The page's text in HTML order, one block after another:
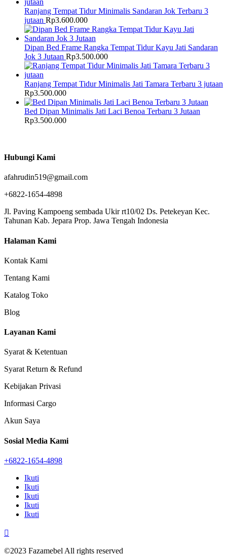
Ranjang Tempat Tidur Minimalis Sandaran Jok Terbaru 3
jutaan Rp3.600.000
Dipan Bed Frame Rangka Tempat Tidur Kayu Jati Sandaran
Jok 3 Jutaan Rp3.500.000
Ranjang Tempat Tidur Minimalis Jati Tamara Terbaru 3 jutaan
Rp3.500.000
Bed Dipan Minimalis Jati Laci Benoa Terbaru 3 Jutaan
Rp3.500.000
Hubungi Kami
afahrudin519@gmail.com
+6822-1654-4898
Jl. Paving Kampoeng sembada Ukir rt10/02 Ds. Petekeyan Kec.
Tahunan Kab. Jepara Prop. Jawa Tengah Indonesia
Halaman Kami
Kontak Kami
Tentang Kami
Katalog Toko
Blog
Layanan Kami
Syarat & Ketentuan
Syarat Return & Refund
Kebijakan Privasi
Informasi Cargo
Akun Saya
Sosial Media Kami
+6822-1654-4898
Ikuti
Ikuti
Ikuti
Ikuti
Ikuti

©2023 Fazamebel All rights reserved